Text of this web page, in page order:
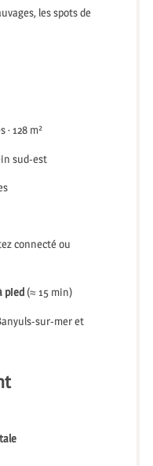
les spots de
· 128 m²
sud-est
connecté ou
pied (≈ 15 min)
sur-mer et